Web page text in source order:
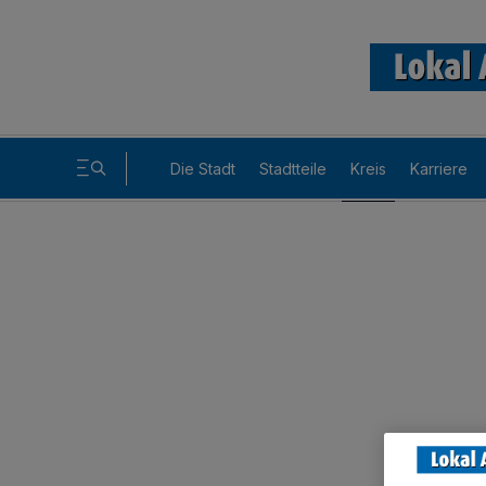
Die Stadt Stadtteile Kreis Karriere